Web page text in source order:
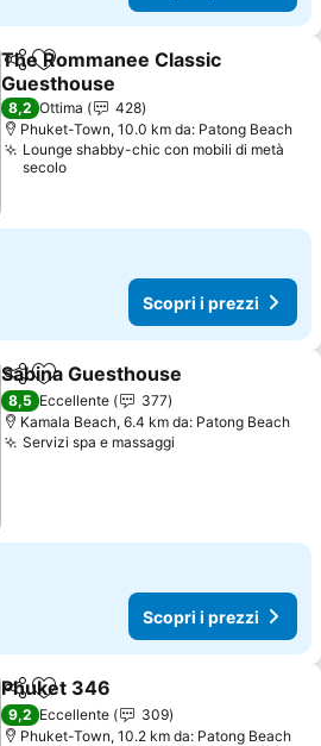
CondividiAggiungi ai preferiti
The Rommanee Classic
Guesthouse
Scopri i prezzi
8,2 Ottima
428
Phuket-Town, 10.0 km da: Patong Beach
Lounge shabby-chic con mobili di metà
secolo
Scopri i prezzi
CondividiAggiungi ai preferiti
Sabina Guesthouse
8,5 Eccellente
377
Kamala Beach, 6.4 km da: Patong Beach
Servizi spa e massaggi
Scopri i prezzi
CondividiAggiungi ai preferiti
Phuket 346
9,2 Eccellente
309
Phuket-Town, 10.2 km da: Patong Beach